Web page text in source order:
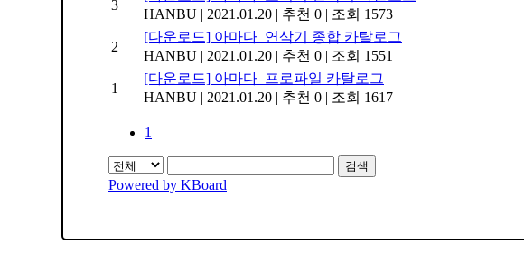
3
HANBU | 2021.01.20 | 추천 0 | 조회 1573
2
[다운로드] 아마다_연삭기 종합 카탈로그
HANBU | 2021.01.20 | 추천 0 | 조회 1551
1
[다운로드] 아마다_프로파일 카탈로그
HANBU | 2021.01.20 | 추천 0 | 조회 1617
1
검색
Powered by KBoard